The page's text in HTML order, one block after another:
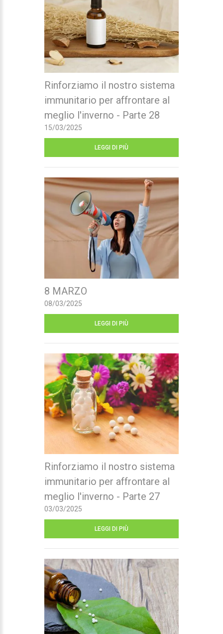
Rinforziamo il nostro sistema
immunitario per affrontare al
meglio l'inverno - Parte 28
15/03/2025
LEGGI DI PIÙ
8 MARZO
08/03/2025
LEGGI DI PIÙ
Rinforziamo il nostro sistema
immunitario per affrontare al
meglio l'inverno - Parte 27
03/03/2025
LEGGI DI PIÙ